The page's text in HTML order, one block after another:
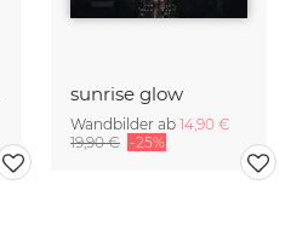
sunrise glow
Wandbilder ab 14,90 €
19,90 € -25%